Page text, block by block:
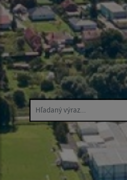
Hľadaný výraz...